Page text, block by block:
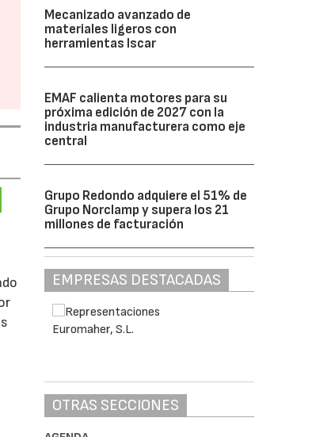
Mecanizado avanzado de
materiales ligeros con
herramientas Iscar
EMAF calienta motores para su
próxima edición de 2027 con la
industria manufacturera como eje
central
Grupo Redondo adquiere el 51% de
Grupo Norclamp y supera los 21
millones de facturación
EMPRESAS DESTACADAS
OTRAS SECCIONES